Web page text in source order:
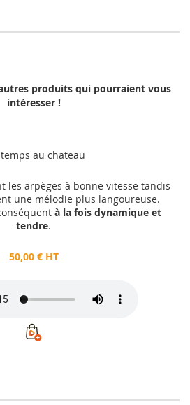
produits qui pourraient vous
intéresser !
au chateau
les arpèges à bonne vitesse tandis
une mélodie plus langoureuse.
à la fois dynamique et
tendre.
50,00 € HT